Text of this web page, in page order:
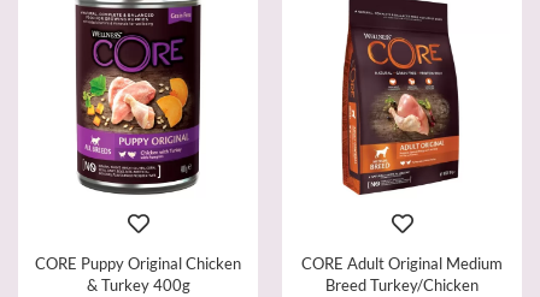
CORE Puppy Original Chicken
& Turkey 400g
CORE Adult Original Medium
Breed Turkey/Chicken